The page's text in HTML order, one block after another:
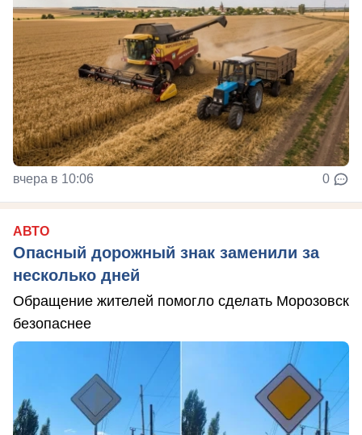
вчера в 10:06 0
АВТО
Опасный дорожный знак заменили за
несколько дней
Обращение жителей помогло сделать Морозовск
безопаснее